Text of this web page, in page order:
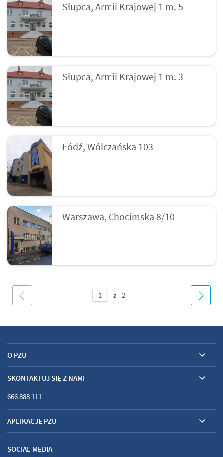
Słupca, Armii Krajowej 1 m. 5
Słupca, Armii Krajowej 1 m. 3
Łódź, Wólczańska 103
Warszawa, Chocimska 8/10
O PZU
SKONTAKTUJ SIĘ Z NAMI
666 888 111
APLIKACJE PZU
SOCIAL MEDIA